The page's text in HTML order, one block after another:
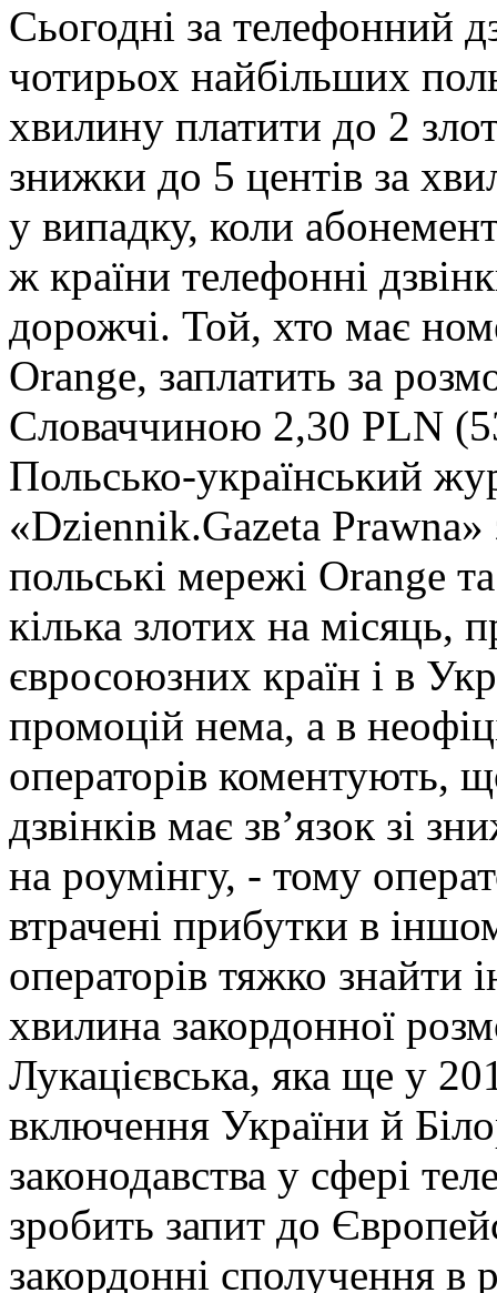
Сьогодні за телефонний
чотирьох найбільших
хвилину платити до 2
знижки до 5 центів за
у випадку, коли
ж країни телефонні
дорожчі. Той, хто має
Orange, заплатить за
Словаччиною 2,30 PLN
Польсько-український
«Dziennik.Gazeta Prawna»
польські мережі Orange
кілька злотих на місяць,
євросоюзних країн і в
промоцій нема, а в
операторів коментують,
дзвінків має зв’язок зі
на роумінгу, - тому
втрачені прибутки в
операторів тяжко знайти
хвилина закордонної
Лукацієвська, яка ще у
включення України й
законодавства у сфері
зробить запит до
закордонні сполучення в